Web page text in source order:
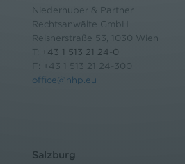
Niederhuber & Partner
Rechtsanwälte GmbH
Reisnerstraße 53, 1030 Wien
T: +43 1 513 21 24-0
F: +43 1 513 21 24-300
office@nhp.eu
Salzburg